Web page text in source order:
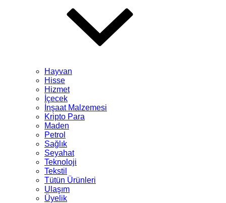
Hayvan
Hisse
Hizmet
İçecek
İnşaat Malzemesi
Kripto Para
Maden
Petrol
Sağlık
Seyahat
Teknoloji
Tekstil
Tütün Ürünleri
Ulaşım
Üyelik